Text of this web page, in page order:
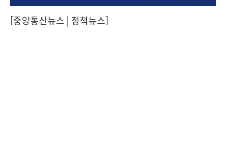
[중앙통신뉴스│정책뉴스]